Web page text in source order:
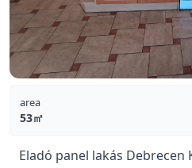
area
53㎡
Eladó panel lakás Debrecen